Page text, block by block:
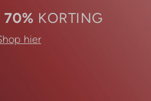
70% KORTING
hier